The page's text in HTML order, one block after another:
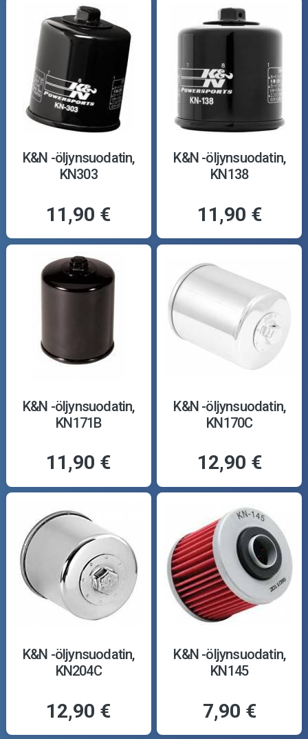
K&N -öljynsuodatin,
KN303
11,90 €
K&N -öljynsuodatin,
KN138
11,90 €
K&N -öljynsuodatin,
KN171B
11,90 €
K&N -öljynsuodatin,
KN170C
12,90 €
K&N -öljynsuodatin,
KN204C
12,90 €
K&N -öljynsuodatin,
KN145
7,90 €